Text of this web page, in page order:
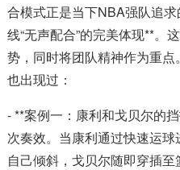
合模式正是当下NBA强队追
线“无声配合”的完美体现**。
势，同时将团队精神作为重
也出现过：
- **案例一：康利和戈贝尔的
次奏效。当康利通过快速运
自己倾斜，戈贝尔随即穿插